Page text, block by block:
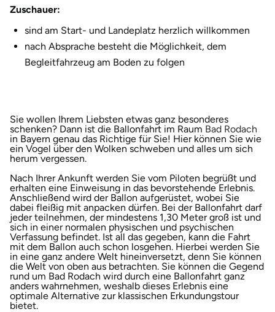
Zuschauer:
sind am Start- und Landeplatz herzlich willkommen
nach Absprache besteht die Möglichkeit, dem
Begleitfahrzeug am Boden zu folgen
Sie wollen Ihrem Liebsten etwas ganz besonderes
schenken? Dann ist die Ballonfahrt im Raum Bad Rodach
in Bayern genau das Richtige für Sie! Hier können Sie wie
ein Vogel über den Wolken schweben und alles um sich
herum vergessen.
Nach Ihrer Ankunft werden Sie vom Piloten begrüßt und
erhalten eine Einweisung in das bevorstehende Erlebnis.
Anschließend wird der Ballon aufgerüstet, wobei Sie
dabei fleißig mit anpacken dürfen. Bei der Ballonfahrt darf
jeder teilnehmen, der mindestens 1,30 Meter groß ist und
sich in einer normalen physischen und psychischen
Verfassung befindet. Ist all das gegeben, kann die Fahrt
mit dem Ballon auch schon losgehen. Hierbei werden Sie
in eine ganz andere Welt hineinversetzt, denn Sie können
die Welt von oben aus betrachten. Sie können die Gegend
rund um Bad Rodach wird durch eine Ballonfahrt ganz
anders wahrnehmen, weshalb dieses Erlebnis eine
optimale Alternative zur klassischen Erkundungstour
bietet.